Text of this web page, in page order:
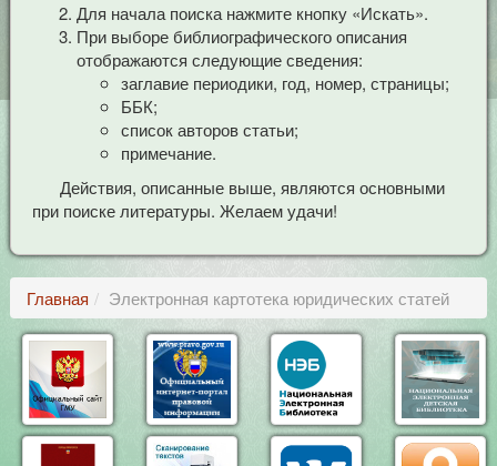
Для начала поиска нажмите кнопку «Искать».
При выборе библиографического описания
отображаются следующие сведения:
заглавие периодики, год, номер, страницы;
ББК;
список авторов статьи;
примечание.
Действия, описанные выше, являются основными
при поиске литературы. Желаем удачи!
Главная Электронная картотека юридических статей